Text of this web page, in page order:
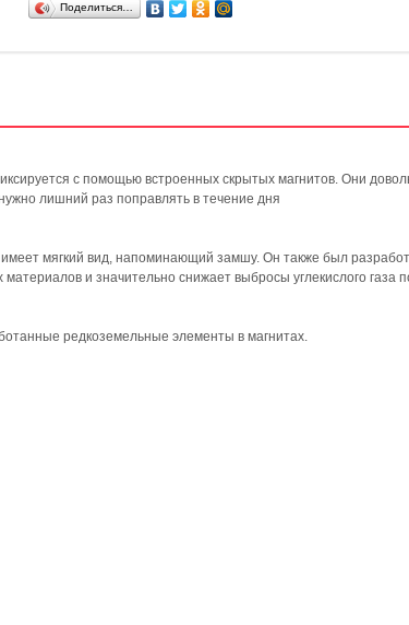
Поделиться…
с помощью встроенных скрытых магнитов. Они
лишний раз поправлять в течение дня
мягкий вид, напоминающий замшу. Он также был
и значительно снижает выбросы углекислого газа
редкоземельные элементы в магнитах.